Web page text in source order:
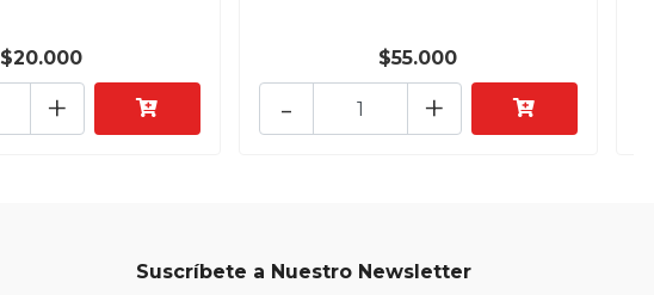
$20.000
+
$55.000
+
-
Suscríbete a Nuestro Newsletter